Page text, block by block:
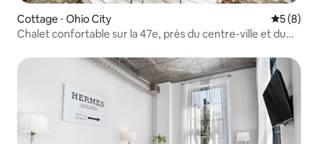
Cottage ⋅ Ohio City
5 (8)
Chalet confortable sur la 47e, près du centre-ville et du